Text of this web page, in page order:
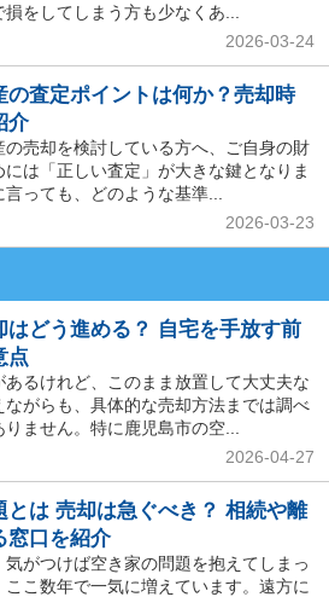
をしてしまう方も少なくあ...
2026-03-24
の査定ポイントは何か？売却時
介
売却を検討している方へ、ご自身の財
は「正しい査定」が大きな鍵となりま
っても、どのような基準...
2026-03-23
はどう進める？ 自宅を手放す前
点
あるけれど、このまま放置して大丈夫な
がらも、具体的な売却方法までは調べ
ません。特に鹿児島市の空...
2026-04-27
とは 売却は急ぐべき？ 相続や離
窓口を紹介
がつけば空き家の問題を抱えてしまっ
こ数年で一気に増えています。遠方に